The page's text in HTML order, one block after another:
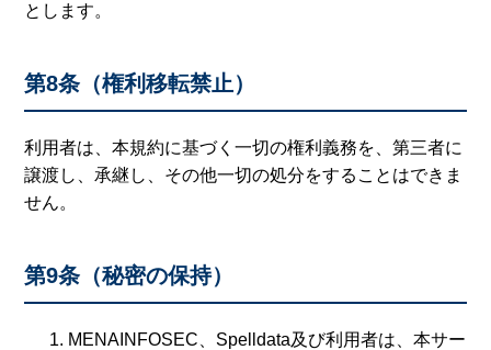
とします。
第8条（権利移転禁止）
利用者は、本規約に基づく一切の権利義務を、第三者に
譲渡し、承継し、その他一切の処分をすることはできま
せん。
第9条（秘密の保持）
MENAINFOSEC、Spelldata及び利用者は、本サー